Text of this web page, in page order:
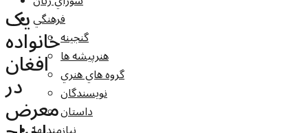
فرهنگي
گنجينه
هنرپيشه ها
گروه هاي هنري
نويسندگان
داستان
یک
خانواده
افغان
در
معرض